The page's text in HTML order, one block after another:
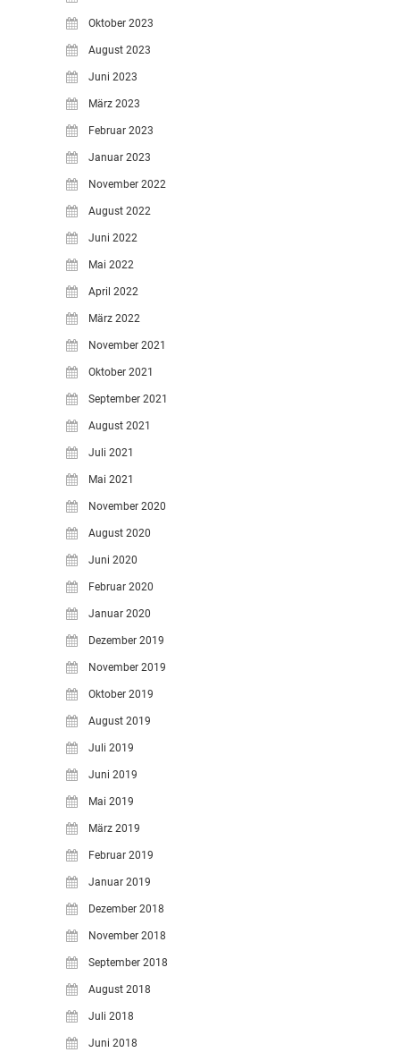
Oktober 2023
August 2023
Juni 2023
März 2023
Februar 2023
Januar 2023
November 2022
August 2022
Juni 2022
Mai 2022
April 2022
März 2022
November 2021
Oktober 2021
September 2021
August 2021
Juli 2021
Mai 2021
November 2020
August 2020
Juni 2020
Februar 2020
Januar 2020
Dezember 2019
November 2019
Oktober 2019
August 2019
Juli 2019
Juni 2019
Mai 2019
März 2019
Februar 2019
Januar 2019
Dezember 2018
November 2018
September 2018
August 2018
Juli 2018
Juni 2018